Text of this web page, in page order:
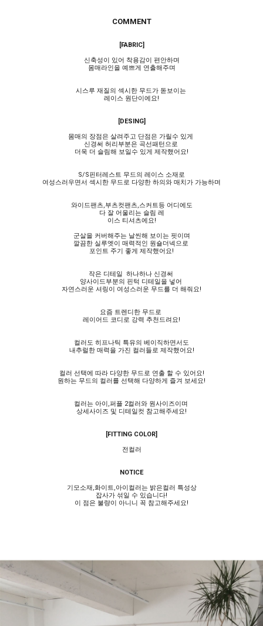
COMMENT
[FABRIC]
신축성이 있어 착용감이 편안하며
몸매라인을 예쁘게 연출해주며
시스루 재질의 섹시한 무드가 돋보이는
레이스 원단이에요!
[DESING]
몸매의 장점은 살려주고 단점은 가릴수 있게
신경써 허리부분은 곡선패턴으로
더욱 더 슬림해 보일수 있게 제작했어요!
S/S핀터레스트 무드의 레이스 소재로
여성스러우면서 섹시한 무드로 다양한 하의와 매치가 가능하며
와이드팬츠,부츠컷팬츠,스커트등 어디에도
다 잘 어울리는 슬림 레
이스 티셔츠에요!
군살을 커버해주는 날씬해 보이는 핏이며
깔끔한 실루엣이 매력적인 원숄더넥으로
포인트 주기 좋게 제작했어요!
작은 디테일 하나하나 신경써
양사이드부분의 핀턱 디테일을 넣어
자연스러운 셔링이 여성스러운 무드를 더 해줘요!
요즘 트렌디한 무드로
레이어드 코디로 강력 추천드려요!
컬러도 히프나틱 특유의 베이직하면서도
내추럴한 매력을 가진 컬러들로 제작했어요!
컬러 선택에 따라 다양한 무드로 연출 할 수 있어요!
원하는 무드의 컬러를 선택해 다양하게 즐겨 보세요!
컬러는 아이,퍼플 2컬러와 원사이즈이며
상세사이즈 및 디테일컷 참고해주세요!
[FITTING COLOR]
전컬러
NOTICE
기모소재,화이트,아이컬러는 밝은컬러 특성상
잡사가 섞일 수 있습니다!
이 점은 불량이 아니니 꼭 참고해주세요!